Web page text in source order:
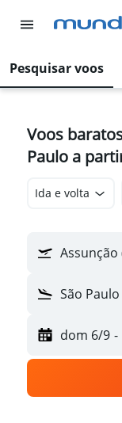
Pesquisar voos
Voos
Paulo a
Ida e volta
Assunção
São Paulo
dom 6/9 -